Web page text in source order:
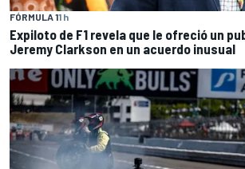
FÓRMULA 11 h
Expiloto de F1 revela que le ofreció un
Jeremy Clarkson en un acuerdo inusual